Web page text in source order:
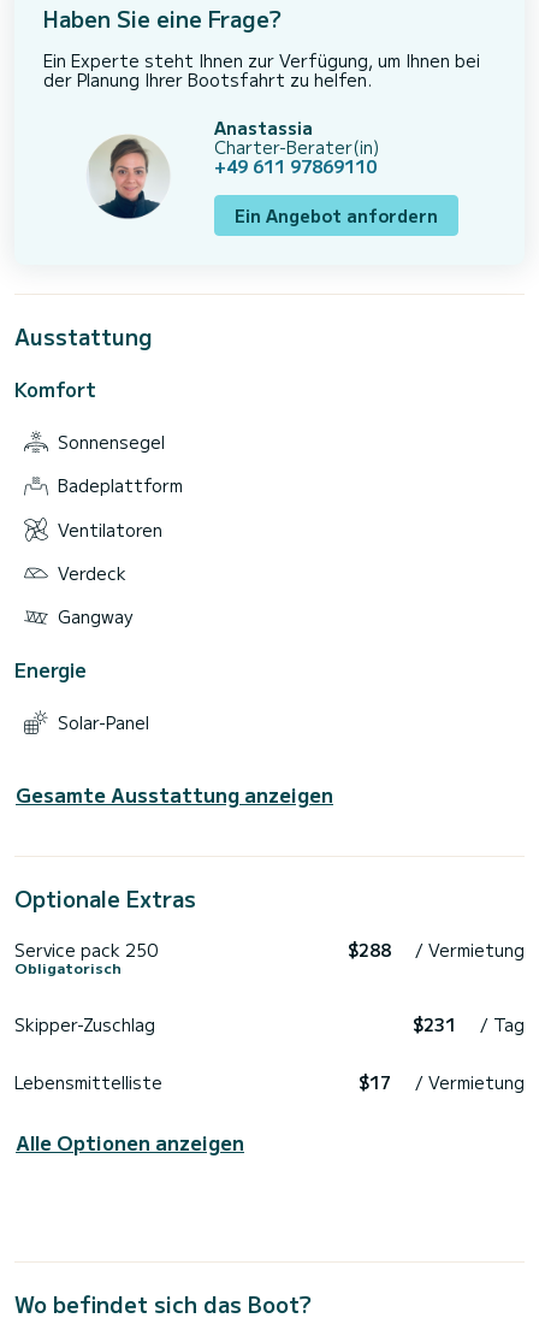
Haben Sie eine Frage?
Ein Experte steht Ihnen zur Verfügung, um Ihnen bei
der Planung Ihrer Bootsfahrt zu helfen.
Anastassia
Charter-Berater(in)
+49 611 97869110
Ein Angebot anfordern
Ausstattung
Komfort
Sonnensegel
Badeplattform
Ventilatoren
Verdeck
Gangway
Energie
Solar-Panel
Gesamte Ausstattung anzeigen
Optionale Extras
Service pack 250
Obligatorisch
$288 / Vermietung
Skipper-Zuschlag $231 / Tag
Lebensmittelliste $17 / Vermietung
Alle Optionen anzeigen
Wo befindet sich das Boot?